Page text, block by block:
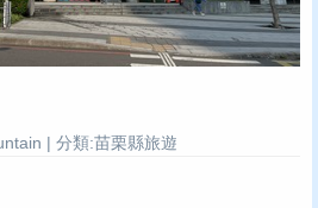
| 分類:苗栗縣旅遊